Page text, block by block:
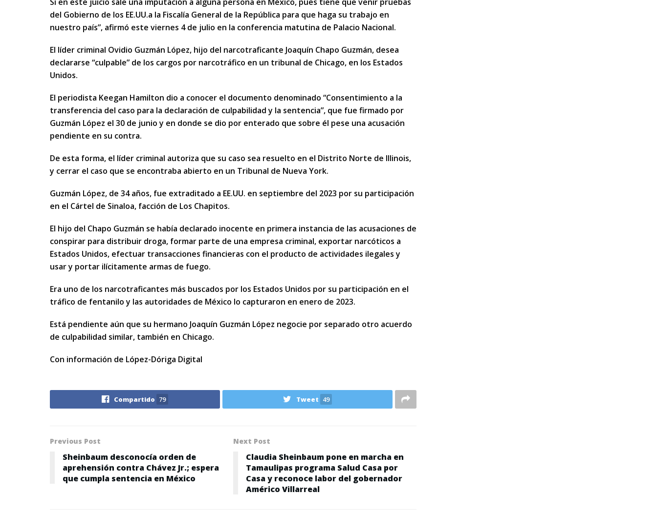
del Gobierno de los EE.UU.a la Fiscalía General de la República para que haga su trabajo en
nuestro país”, afirmó este viernes 4 de julio en la conferencia matutina de Palacio Nacional.
El líder criminal Ovidio Guzmán López, hijo del narcotraficante Joaquín Chapo Guzmán, desea
declararse “culpable” de los cargos por narcotráfico en un tribunal de Chicago, en los Estados
Unidos.
El periodista Keegan Hamilton dio a conocer el documento denominado “Consentimiento a la
transferencia del caso para la declaración de culpabilidad y la sentencia”, que fue firmado por
Guzmán López el 30 de junio y en donde se dio por enterado que sobre él pese una acusación
pendiente en su contra.
De esta forma, el líder criminal autoriza que su caso sea resuelto en el Distrito Norte de Illinois,
y cerrar el caso que se encontraba abierto en un Tribunal de Nueva York.
Guzmán López, de 34 años, fue extraditado a EE.UU. en septiembre del 2023 por su participación
en el Cártel de Sinaloa, facción de Los Chapitos.
El hijo del Chapo Guzmán se había declarado inocente en primera instancia de las acusaciones de
conspirar para distribuir droga, formar parte de una empresa criminal, exportar narcóticos a
Estados Unidos, efectuar transacciones financieras con el producto de actividades ilegales y
usar y portar ilícitamente armas de fuego.
Era uno de los narcotraficantes más buscados por los Estados Unidos por su participación en el
tráfico de fentanilo y las autoridades de México lo capturaron en enero de 2023.
Está pendiente aún que su hermano Joaquín Guzmán López negocie por separado otro acuerdo
de culpabilidad similar, también en Chicago.
Con información de López-Dóriga Digital
Compartido 79 Tweet 49
Previous Post
Sheinbaum desconocía orden de
aprehensión contra Chávez Jr.; espera
que cumpla sentencia en México
Next Post
Claudia Sheinbaum pone en marcha en
Tamaulipas programa Salud Casa por
Casa y reconoce labor del gobernador
Américo Villarreal